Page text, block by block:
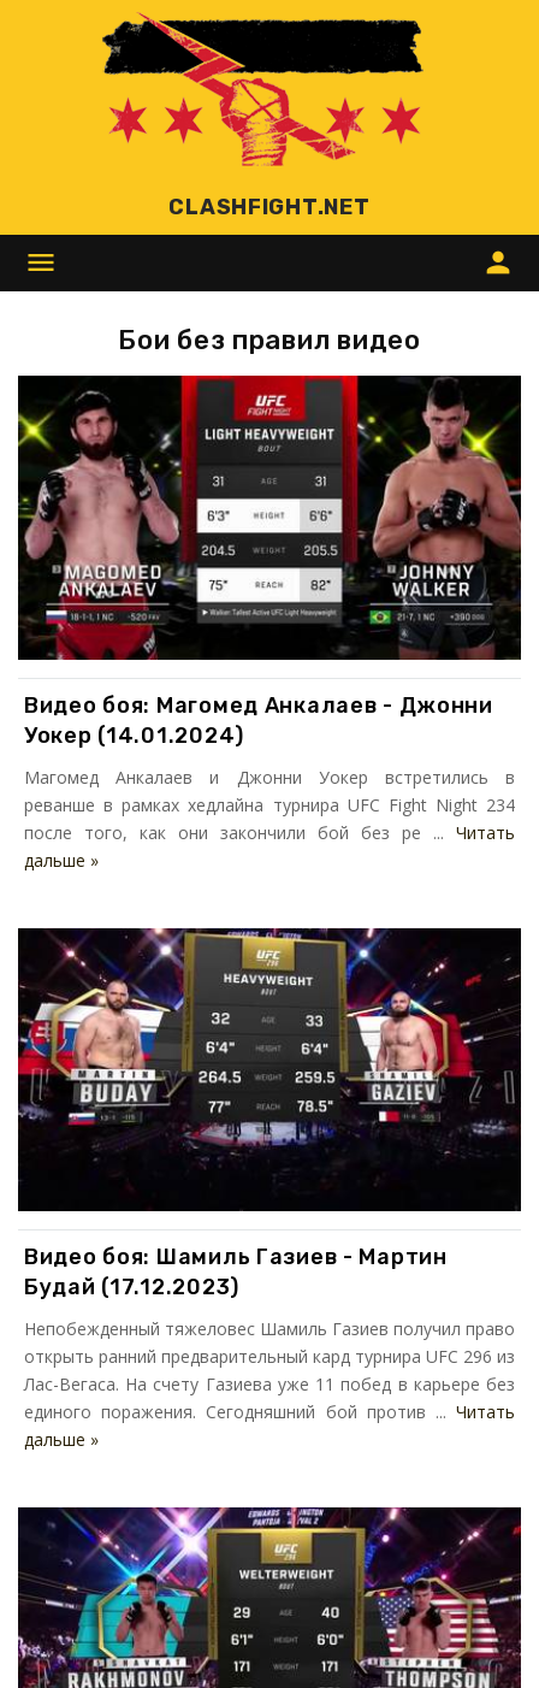
CLASHFIGHT.NET
menu person
Бои без правил видео
Видео боя: Магомед Анкалаев - Джонни
Уокер (14.01.2024)
Магомед Анкалаев и Джонни Уокер встретились в
реванше в рамках хедлайна турнира UFC Fight Night 234
после того, как они закончили бой без ре ... Читать
дальше »
Видео боя: Шамиль Газиев - Мартин
Будай (17.12.2023)
Непобежденный тяжеловес Шамиль Газиев получил право
открыть ранний предварительный кард турнира UFC 296 из
Лас-Вегаса. На счету Газиева уже 11 побед в карьере без
единого поражения. Сегодняшний бой против ... Читать
дальше »